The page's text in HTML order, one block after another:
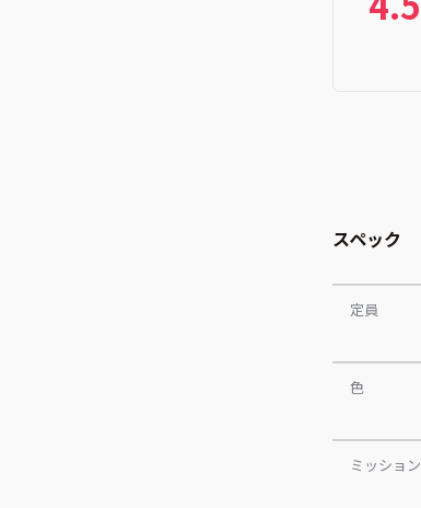
スペック
定員
色
ミッション